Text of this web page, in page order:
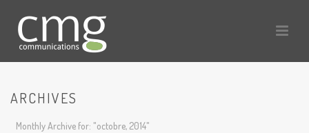
ARCHIVES
Monthly Archive for: "octobre, 2014"